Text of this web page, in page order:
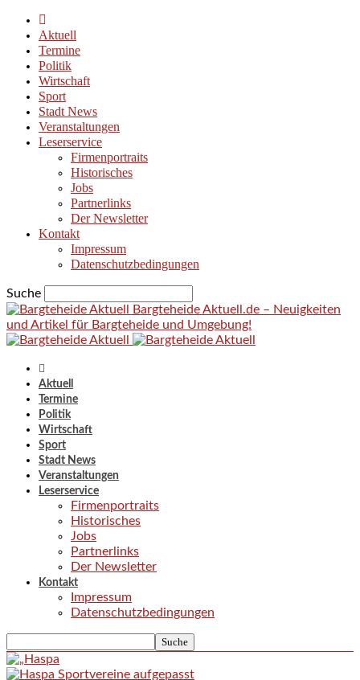
Aktuell
Termine
Politik
Wirtschaft
Sport
Stadt News
Veranstaltungen
Leserservice
Firmenportraits
Historisches
Jobs
Partnerlinks
Der Newsletter
Kontakt
Impressum
Datenschutzbedingungen
Suche
Bargteheide Aktuell.de – Neuigkeiten
und Artikel für Bargteheide und Umgebung!
Aktuell
Termine
Politik
Wirtschaft
Sport
Stadt News
Veranstaltungen
Leserservice
Firmenportraits
Historisches
Jobs
Partnerlinks
Der Newsletter
Kontakt
Impressum
Datenschutzbedingungen